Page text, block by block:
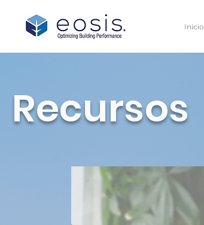
Inicio
Recursos